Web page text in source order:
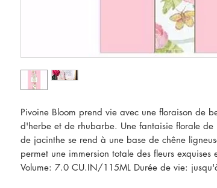
Pivoine Bloom prend vie avec une floraison de
d'herbe et de rhubarbe. Une fantaisie florale
de jacinthe se rend à une base de chêne
permet une immersion totale des fleurs exquises
Volume: 7.0 CU.IN/115ML Durée de vie: